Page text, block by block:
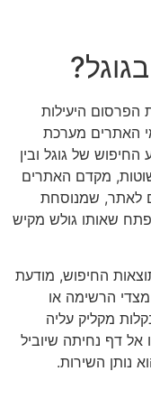
היעילות
האתרים מערכת
של גוגל ובין
מקדם האתרים
לאתר, שמנוסחת
שאותו גולש מקיש
החיפוש, מודעת
הרשימה או
מקליק עליה
אל דף נחיתה שיוביל
נותן השירות.